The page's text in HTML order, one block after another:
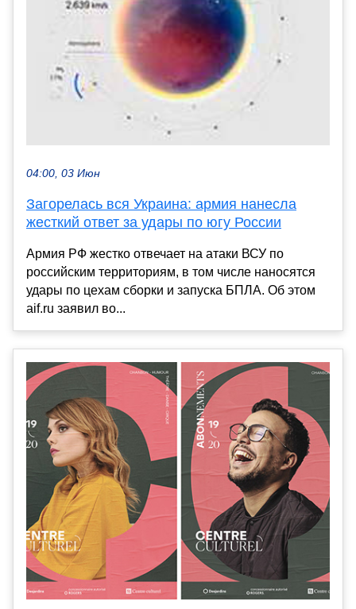
04:00, 03 Июн
Загорелась вся Украина: армия нанесла
жесткий ответ за удары по югу России
Армия РФ жестко отвечает на атаки ВСУ по
российским территориям, в том числе наносятся
удары по цехам сборки и запуска БПЛА. Об этом
aif.ru заявил во...